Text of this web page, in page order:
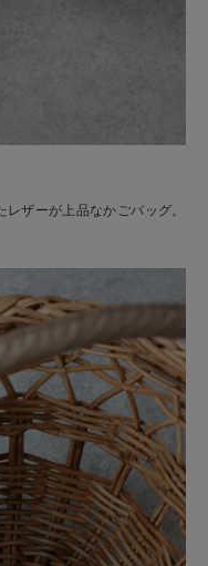
ザーが上品なかごバッグ。